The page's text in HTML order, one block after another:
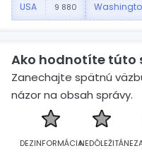
USA 9 880
Ako hodnotíte túto
Zanechajte spätnú
názor na obsah správy.
DEZINFORMÁCIANEDÔLEŽITÁ